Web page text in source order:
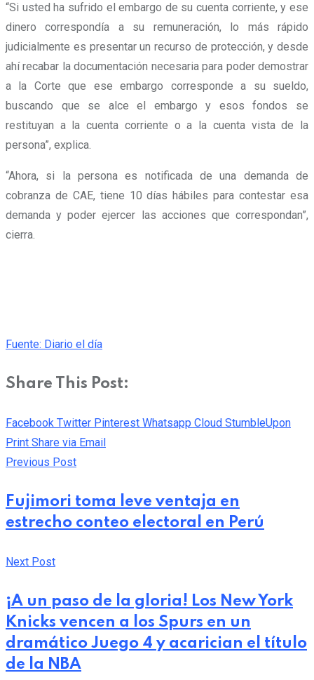
“Si usted ha sufrido el embargo de su cuenta corriente, y ese
dinero correspondía a su remuneración, lo más rápido
judicialmente es presentar un recurso de protección, y desde
ahí recabar la documentación necesaria para poder demostrar
a la Corte que ese embargo corresponde a su sueldo,
buscando que se alce el embargo y esos fondos se
restituyan a la cuenta corriente o a la cuenta vista de la
persona”, explica.
“Ahora, si la persona es notificada de una demanda de
cobranza de CAE, tiene 10 días hábiles para contestar esa
demanda y poder ejercer las acciones que correspondan”,
cierra.
Fuente: Diario el día
Share This Post:
Facebook Twitter Pinterest Whatsapp Cloud StumbleUpon
Print Share via Email
Previous Post
Fujimori toma leve ventaja en
estrecho conteo electoral en Perú
Next Post
¡A un paso de la gloria! Los New York
Knicks vencen a los Spurs en un
dramático Juego 4 y acarician el título
de la NBA